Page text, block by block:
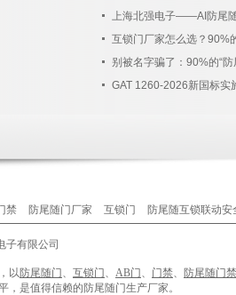
上海北强电子——AI防尾
禁 防尾随门厂家 互锁门 防尾随互锁联动安
子有限公司
以 防尾随门 、 互锁门 、 AB门 、 门禁、
防尾随门禁
是值得信赖的防尾随门生产厂家。